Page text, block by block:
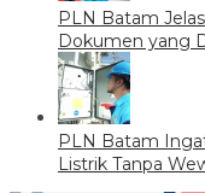
PLN Batam
Dokumen yang
PLN Batam
Listrik Tanpa